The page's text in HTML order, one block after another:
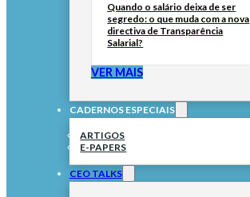
Quando o salário deixa de ser
segredo: o que muda com a nova
directiva de Transparência
Salarial?
VER MAIS
CADERNOS ESPECIAIS
ARTIGOS
E-PAPERS
CEO TALKS